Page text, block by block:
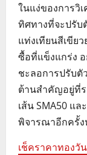
ในแง่ของการวิ
ทิศทางที่จะปรับ
แท่งเทียนสีเขีย
ซื้อที่แข็งแกร่ง
ชะลอการปรับตั
ต้านสำคัญอยู่ที่ร
เส้น SMA50 แ
พิจารณาอีกครั้
เช็คราคาทองวั